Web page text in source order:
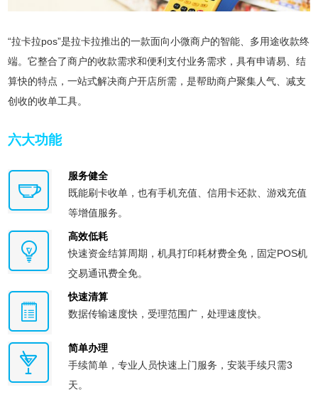
“拉卡拉pos”是拉卡拉推出的一款面向小微商户的智能、多用途收款终
端。它整合了商户的收款需求和便利支付业务需求，具有申请易、结
算快的特点，一站式解决商户开店所需，是帮助商户聚集人气、减支
创收的收单工具。
六大功能
服务健全
既能刷卡收单，也有手机充值、信用卡还款、游戏充值
等增值服务。
高效低耗
快速资金结算周期，机具打印耗材费全免，固定POS机
交易通讯费全免。
快速清算
数据传输速度快，受理范围广，处理速度快。
简单办理
手续简单，专业人员快速上门服务，安装手续只需3
天。